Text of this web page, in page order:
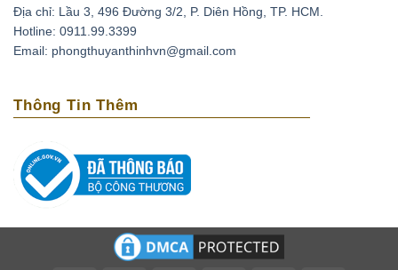
Thạch anh tím có thể xoa dịu những cơn đau đầu do
căng thẳng, stress bằng cách đặt chúng lên trán. Ngoài
ra loại đá này còn có tác dụng phục hồi tuần hoàn máu,
mạch máu não.
từ tiếng Hy lạp là amethytos, nó có nghĩa là không say.
Vì vậy người xưa thường dùng loại đá quý này để giải
độc rượu và các loại chất độc khác. Nếu bạn bỏ viên đá
này trong nguồn nước uống, điều kỳ diệu sẽ xảy ra đó
là chúng mang lại năng lượng tốt cho nguồn nước.
Địa chỉ: Lầu 3, 496 Đường 3/2, P. Diên Hồng, TP. HCM.
Hotline: 0911.99.3399
Email: phongthuyanthinhvn@gmail.com
Thông Tin Thêm